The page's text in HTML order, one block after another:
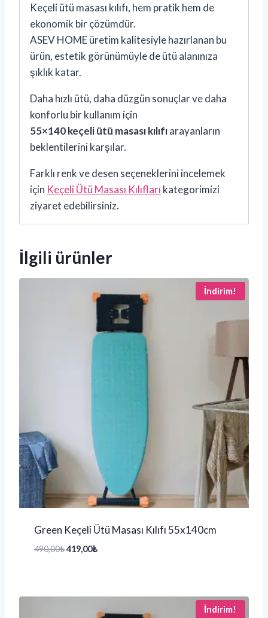
Keçeli ütü masası kılıfı, hem pratik hem de
ekonomik bir çözümdür.
ASEV HOME üretim kalitesiyle hazırlanan bu
ürün, estetik görünümüyle de ütü alanınıza
şıklık katar.
Daha hızlı ütü, daha düzgün sonuçlar ve daha
konforlu bir kullanım için
55×140 keçeli ütü masası kılıfıarayanların
beklentilerini karşılar.
Farklı renk ve desen seçeneklerini incelemek
için Keçeli Ütü Masası Kılıfları kategorimizi
ziyaret edebilirsiniz.
İlgili ürünler
İndirim!
Green Keçeli Ütü Masası Kılıfı 55x140cm
490,00₺ 419,00₺
İndirim!